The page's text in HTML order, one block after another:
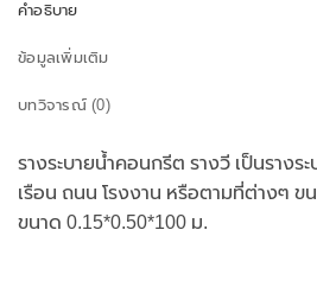
คำอธิบาย
ข้อมูลเพิ่มเติม
บทวิจารณ์ (0)
รางระบายน้ำคอนกรีต รางวี เป็นรางร
เรือน ถนน โรงงาน หรือตามที่ต่างๆ
ขนาด 0.15*0.50*100 ม.